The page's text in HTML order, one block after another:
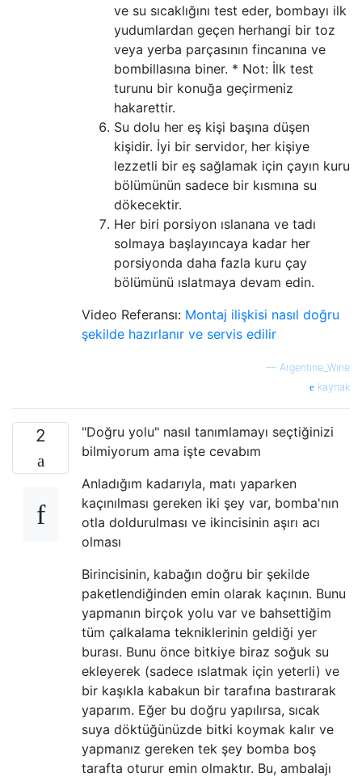
ve su sıcaklığını test eder, bombayı ilk
yudumlardan geçen herhangi bir toz
veya yerba parçasının fincanına ve
bombillasına biner. * Not: İlk test
turunu bir konuğa geçirmeniz
hakarettir.
Su dolu her eş kişi başına düşen
kişidir. İyi bir servidor, her kişiye
lezzetli bir eş sağlamak için çayın kuru
bölümünün sadece bir kısmına su
dökecektir.
Her biri porsiyon ıslanana ve tadı
solmaya başlayıncaya kadar her
porsiyonda daha fazla kuru çay
bölümünü ıslatmaya devam edin.
Video Referansı: Montaj ilişkisi nasıl doğru
şekilde hazırlanır ve servis edilir
— Argentine_Wine
kaynak
2
"Doğru yolu" nasıl tanımlamayı seçtiğinizi
bilmiyorum ama işte cevabım
Anladığım kadarıyla, matı yaparken
kaçınılması gereken iki şey var, bomba'nın
otla doldurulması ve ikincisinin aşırı acı
olması
Birincisinin, kabağın doğru bir şekilde
paketlendiğinden emin olarak kaçının. Bunu
yapmanın birçok yolu var ve bahsettiğim
tüm çalkalama tekniklerinin geldiği yer
burası. Bunu önce bitkiye biraz soğuk su
ekleyerek (sadece ıslatmak için yeterli) ve
bir kaşıkla kabakun bir tarafına bastırarak
yaparım. Eğer bu doğru yapılırsa, sıcak
suya döktüğünüzde bitki koymak kalır ve
yapmanız gereken tek şey bomba boş
tarafta oturur emin olmaktır. Bu, ambalajı